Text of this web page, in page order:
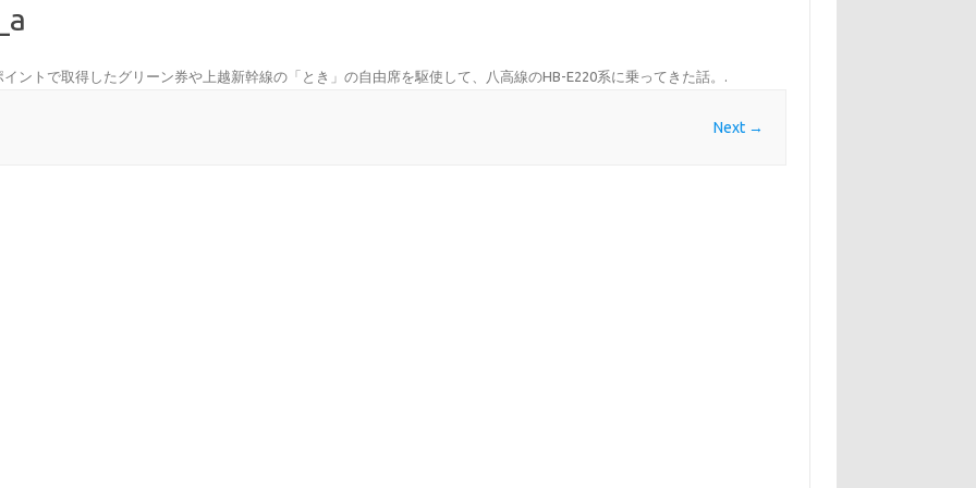
イントで取得したグリーン券や上越新幹線の「とき」の自由席を駆使して、八高線のHB-E220系に乗ってきた話。 .
Next →